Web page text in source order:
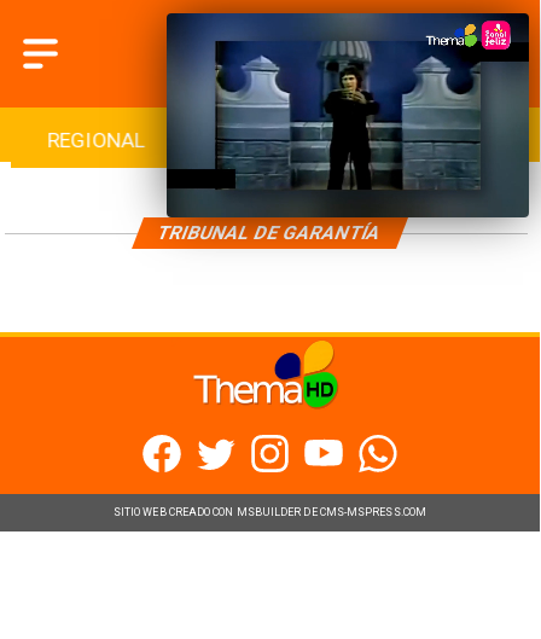
REGIONAL INTERNACIONAL DEPORTES
TRIBUNAL DE GARANTÍA
SITIO WEB CREADO CON MSBUILDER DE CMS-MSPRESS.COM